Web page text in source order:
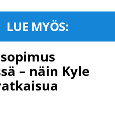
LUE MYÖS:
– näin Kyle